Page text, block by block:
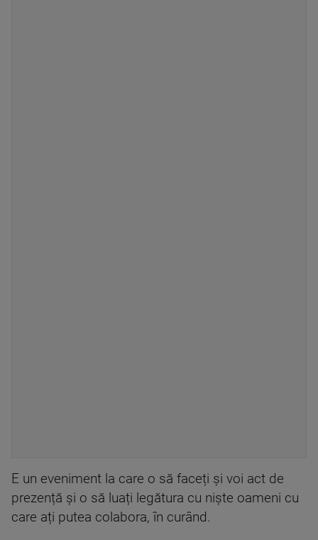
E un eveniment la care o să faceți și voi act de
prezență și o să luați legătura cu niște oameni cu
care ați putea colabora, în curând.